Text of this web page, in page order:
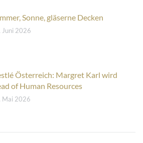
Sonne, gläserne Decken
Juni 2026
Österreich: Margret Karl wird
of Human Resources
Mai 2026